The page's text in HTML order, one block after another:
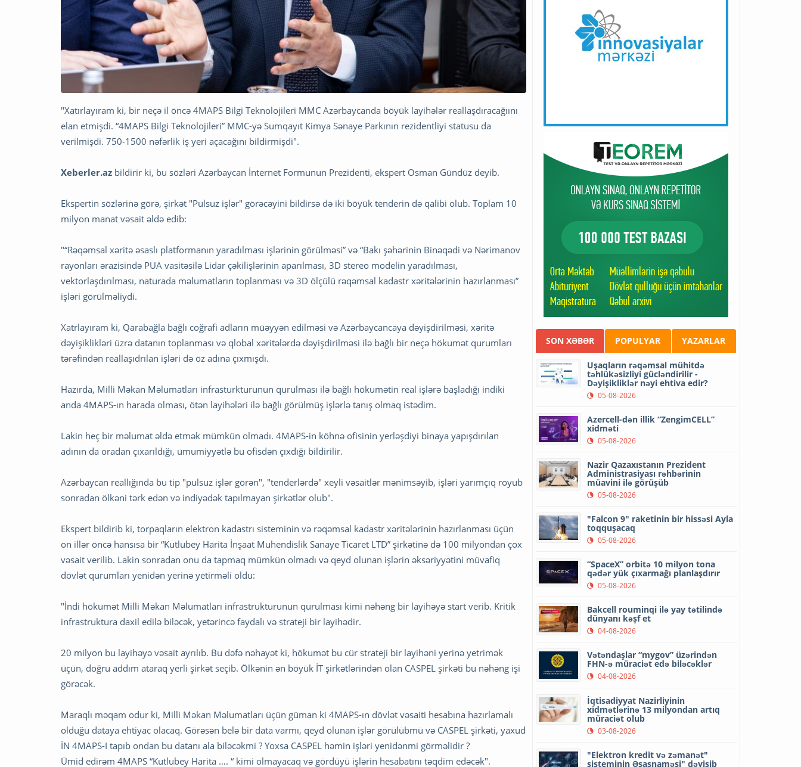
"Xatırlayıram ki, bir neçə il öncə 4MAPS Bilgi Teknolojileri MMC Azərbaycanda böyük layihələr reallaşdıracağıını
elan etmişdi. “4MAPS Bilgi Teknolojileri” MMC-yə Sumqayıt Kimya Sənaye Parkının rezidentliyi statusu da
verilmişdi. 750-1500 nəfərlik iş yeri açacağını bildirmişdi".
Xeberler.az bildirir ki, bu sözləri Azərbaycan İnternet Formunun Prezidenti, ekspert Osman Gündüz deyib.
Ekspertin sözlərinə görə, şirkət "Pulsuz işlər" görəcəyini bildirsə də iki böyük tenderin də qalibi olub. Toplam 10
milyon manat vəsait əldə edib:
"“Rəqəmsal xəritə əsaslı platformanın yaradılması işlərinin görülməsi” və “Bakı şəhərinin Binəqədi və Nərimanov
rayonları ərazisində PUA vasitəsilə Lidar çəkilişlərinin aparılması, 3D stereo modelin yaradılması,
vektorlaşdırılması, naturada məlumatların toplanması və 3D ölçülü rəqəmsal kadastr xəritələrinin hazırlanması”
işləri görülməliydi.
Xatrlayıram ki, Qarabağla bağlı coğrafi adların müəyyən edilməsi və Azərbaycancaya dəyişdirilməsi, xəritə
dəyişiklikləri üzrə datanın toplanması və qlobal xəritələrdə dəyişdirilməsi ilə bağlı bir neçə hökumət qurumları
tərəfindən reallaşıdrılan işləri də öz adına çıxmışdı.
Hazırda, Milli Məkan Məlumatları infrasturkturunun qurulması ilə bağlı hökumətin real işlərə başladığı indiki
anda 4MAPS-ın harada olması, ötən layihələri ilə bağlı görülmüş işlərlə tanış olmaq istədim.
Lakin heç bir məlumat əldə etmək mümkün olmadı. 4MAPS-in köhnə ofisinin yerləşdiyi binaya yapışdırılan
adının da oradan çıxarıldığı, ümumiyyətlə bu ofisdən çıxdığı bildirilir.
Azərbaycan reallığında bu tip "pulsuz işlər görən", "tenderlərdə" xeyli vəsaitlər mənimsəyib, işləri yarımçıq royub
sonradan ölkəni tərk edən və indiyədək tapılmayan şirkətlər olub".
Ekspert bildirib ki, torpaqların elektron kadastrı sisteminin və rəqəmsal kadastr xəritələrinin hazırlanması üçün
on illər öncə hansısa bir “Kutlubey Harita İnşaat Muhendislik Sanaye Ticaret LTD” şirkətinə də 100 milyondan çox
vəsait verilib. Lakin sonradan onu da tapmaq mümkün olmadı və qeyd olunan işlərin əksəriyyətini müvafiq
dövlət qurumları yenidən yerinə yetirməli oldu:
"İndi hökumət Milli Məkan Məlumatları infrastrukturunun qurulması kimi nəhəng bir layihəyə start verib. Kritik
infrastruktura daxil edilə biləcək, yetərincə faydalı və strateji bir layihədir.
20 milyon bu layihəyə vəsait ayrılıb. Bu dəfə nəhayət ki, hökumət bu cür strateji bir layihəni yerinə yetrimək
üçün, doğru addım ataraq yerli şirkət seçib. Ölkənin ən böyük İT şirkətlərindən olan CASPEL şirkəti bu nəhəng işi
görəcək.
Maraqlı məqam odur ki, Milli Məkan Məlumatları üçün güman ki 4MAPS-ın dövlət vəsaiti hesabına hazırlamalı
olduğu dataya ehtiyac olacaq. Görəsən belə bir data varmı, qeyd olunan işlər görülübmü və CASPEL şirkəti, yaxud
İN 4MAPS-I tapıb ondan bu datanı ala biləcəkmi ? Yoxsa CASPEL həmin işləri yenidənmi görməlidir ?
Ümid edirəm 4MAPS “Kutlubey Harita …. “ kimi olmayacaq və gördüyü işlərin hesabatını təqdim edəcək".
SON XƏBƏR POPULYAR YAZARLAR
Uşaqların rəqəmsal mühitdə
təhlükəsizliyi gücləndirilir -
Dəyişikliklər nəyi ehtiva edir?
05-08-2026
Azercell-dən illik “ZengimCELL”
xidməti
05-08-2026
Nazir Qazaxıstanın Prezident
Administrasiyası rəhbərinin
müavini ilə görüşüb
05-08-2026
"Falcon 9" raketinin bir hissəsi Ayla
toqquşacaq
05-08-2026
“SpaceX” orbitə 10 milyon tona
qədər yük çıxarmağı planlaşdırır
05-08-2026
Bakcell rouminqi ilə yay tətilində
dünyanı kəşf et
04-08-2026
Vətəndaşlar “mygov” üzərindən
FHN-ə müraciət edə biləcəklər
04-08-2026
İqtisadiyyat Nazirliyinin
xidmətlərinə 13 milyondan artıq
müraciət olub
03-08-2026
"Elektron kredit və zəmanət"
sisteminin Əsasnaməsi" dəyişib